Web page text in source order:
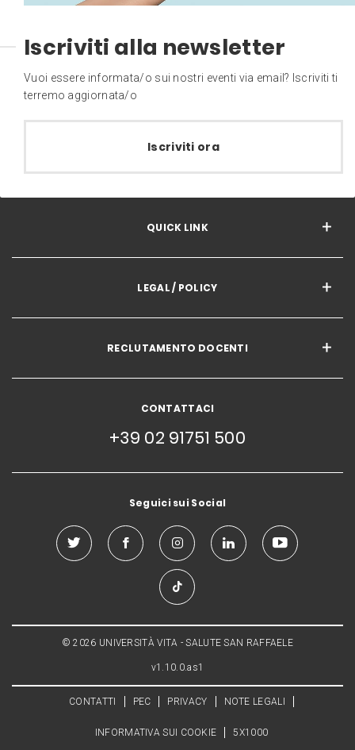
Iscriviti alla newsletter
Vuoi essere informata/o sui nostri eventi via email? Iscriviti ti
terremo aggiornata/o
Iscriviti ora
QUICK LINK
LEGAL / POLICY
RECLUTAMENTO DOCENTI
CONTATTACI
+39 02 91751 500
Seguici sui Social
© 2026 UNIVERSITÀ VITA - SALUTE SAN RAFFAELE
v1.10.0.as1
CONTATTI PEC PRIVACY NOTE LEGALI
INFORMATIVA SUI COOKIE 5X1000